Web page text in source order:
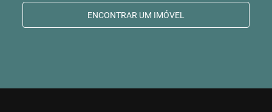
ENCONTRAR UM IMÓVEL